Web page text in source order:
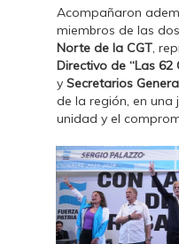
Acompañaron
miembros de las
Norte de la CGT,
Directivo de “Las
ySecretarios
de la región, en
unidad y el